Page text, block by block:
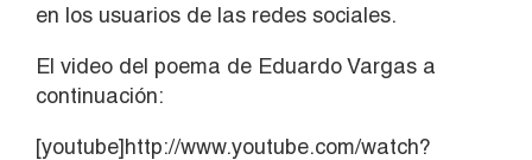
en los usuarios de las redes sociales.
El video del poema de Eduardo Vargas a
continuación:
[youtube]http://www.youtube.com/watch?